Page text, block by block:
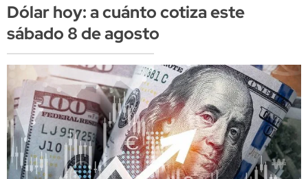
Dólar hoy: a cuánto cotiza este
sábado 8 de agosto